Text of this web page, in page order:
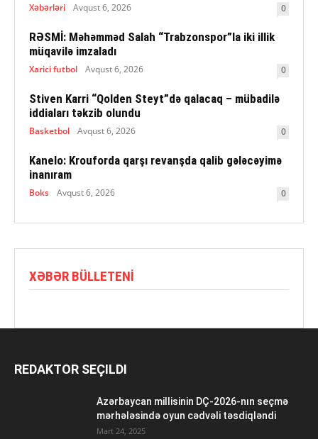
Xəbərləri Avqust 6, 2026 0
RƏSMİ: Məhəmməd Salah “Trabzonspor”la iki illik
müqavilə imzaladı
Xarici futbol Avqust 6, 2026 0
Stiven Karri “Qolden Steyt”də qalacaq – mübadilə
iddiaları təkzib olundu
Basketbol Avqust 6, 2026 0
Kanelo: Krouforda qarşı revanşda qalib gələcəyimə
inanıram
Boks Avqust 6, 2026 0
XƏBƏR BÜLLETENI
REDAKTOR SEÇILDI
Azərbaycan millisinin DÇ-2026-nın seçmə
mərhələsində oyun cədvəli təsdiqləndi
Mart 24, 2025